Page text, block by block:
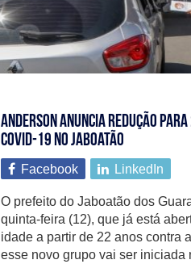
Anderson anuncia redução
Covid-19 no Jaboatão
Facebook LinkedIn
O prefeito do Jaboatão dos
quinta-feira (12), que já está
idade a partir de 22 anos contra
esse novo grupo vai ser iniciada